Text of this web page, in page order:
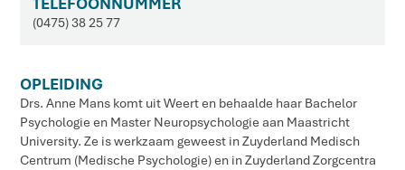
(0475) 38 25 77
OPLEIDING
Drs. Anne Mans komt uit Weert en behaalde haar Bachelor
Psychologie en Master Neuropsychologie aan Maastricht
University. Ze is werkzaam geweest in Zuyderland Medisch
Centrum (Medische Psychologie) en in Zuyderland Zorgcentra